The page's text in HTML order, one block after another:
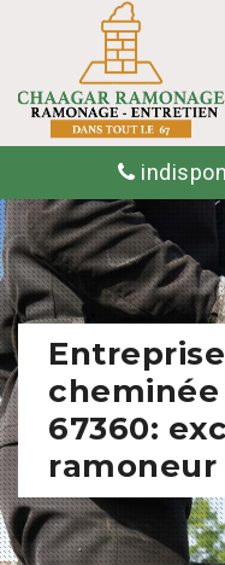
67360:
ramoneur